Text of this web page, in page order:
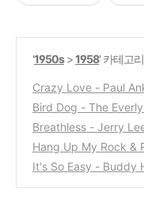
'1950s>1958' 카테고
Crazy Love - Paul
Bird Dog - The
Breathless - Jerry
Hang Up My Rock &
is / 1958
(0)
It's So Easy - Buddy